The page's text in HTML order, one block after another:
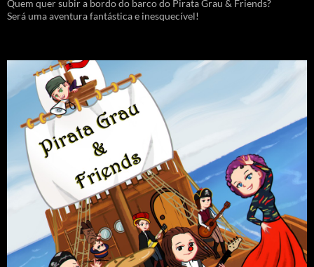
Quem quer subir a bordo do barco do Pirata Grau & Friends?
Será uma aventura fantástica e inesquecível!